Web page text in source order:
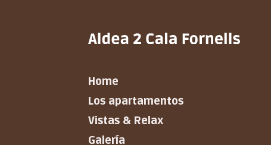
Home
Los apartamentos
Vistas & Relax
Galería